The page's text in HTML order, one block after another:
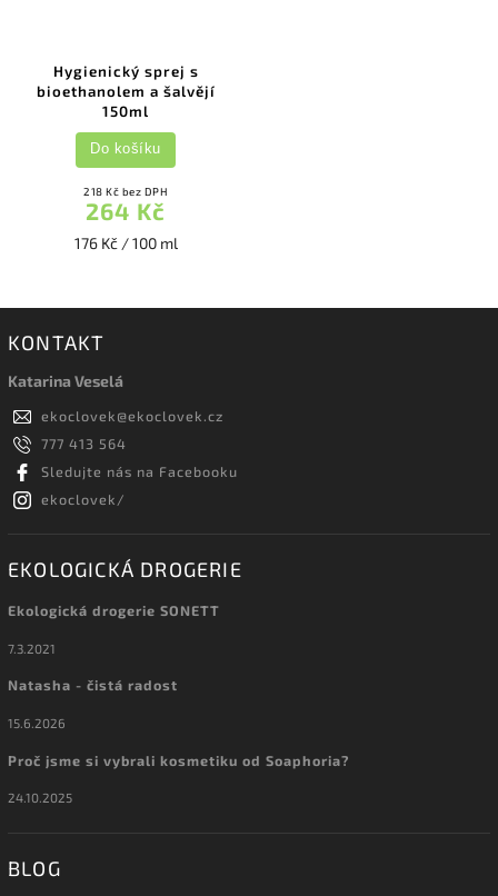
Hygienický sprej s
bioethanolem a šalvějí
150ml
218 Kč bez DPH
264 Kč
176 Kč / 100 ml
Do košíku
KONTAKT
Katarina Veselá
ekoclovek@ekoclovek.cz
777 413 564
Sledujte nás na Facebooku
ekoclovek/
EKOLOGICKÁ DROGERIE
Ekologická drogerie SONETT
7.3.2021
Natasha - čistá radost
15.6.2026
Proč jsme si vybrali kosmetiku od Soaphoria?
24.10.2025
BLOG